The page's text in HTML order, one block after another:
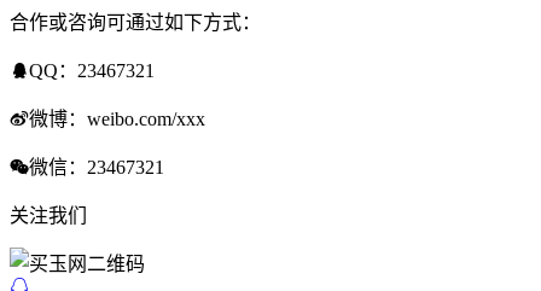
合作或咨询可通过如下方式：
QQ：23467321
微博：weibo.com/xxx
微信：23467321
关注我们